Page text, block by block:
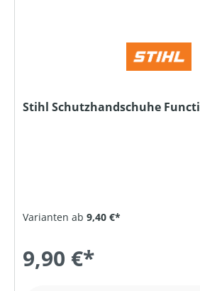
Stihl Schutzhandschuhe
Varianten ab 9,40 €*
9,90 €*